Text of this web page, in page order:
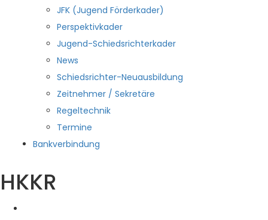
JFK (Jugend Förderkader)
Perspektivkader
Jugend-Schiedsrichterkader
News
Schiedsrichter-Neuausbildung
Zeitnehmer / Sekretäre
Regeltechnik
Termine
Bankverbindung
HKKR